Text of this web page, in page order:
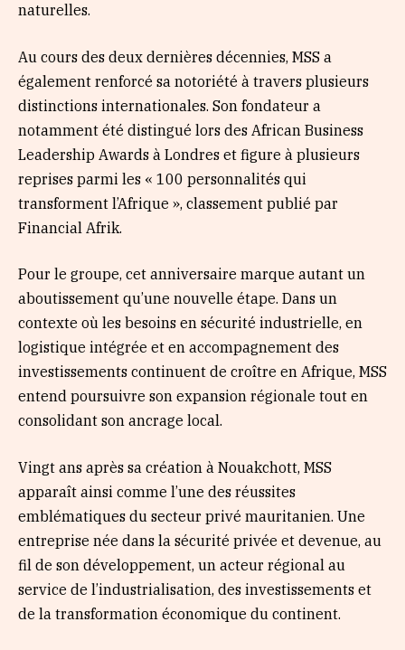
naturelles.
Au cours des deux dernières décennies, MSS a
également renforcé sa notoriété à travers plusieurs
distinctions internationales. Son fondateur a
notamment été distingué lors des African Business
Leadership Awards à Londres et figure à plusieurs
reprises parmi les « 100 personnalités qui
transforment l’Afrique », classement publié par
Financial Afrik.
Pour le groupe, cet anniversaire marque autant un
aboutissement qu’une nouvelle étape. Dans un
contexte où les besoins en sécurité industrielle, en
logistique intégrée et en accompagnement des
investissements continuent de croître en Afrique, MSS
entend poursuivre son expansion régionale tout en
consolidant son ancrage local.
Vingt ans après sa création à Nouakchott, MSS
apparaît ainsi comme l’une des réussites
emblématiques du secteur privé mauritanien. Une
entreprise née dans la sécurité privée et devenue, au
fil de son développement, un acteur régional au
service de l’industrialisation, des investissements et
de la transformation économique du continent.